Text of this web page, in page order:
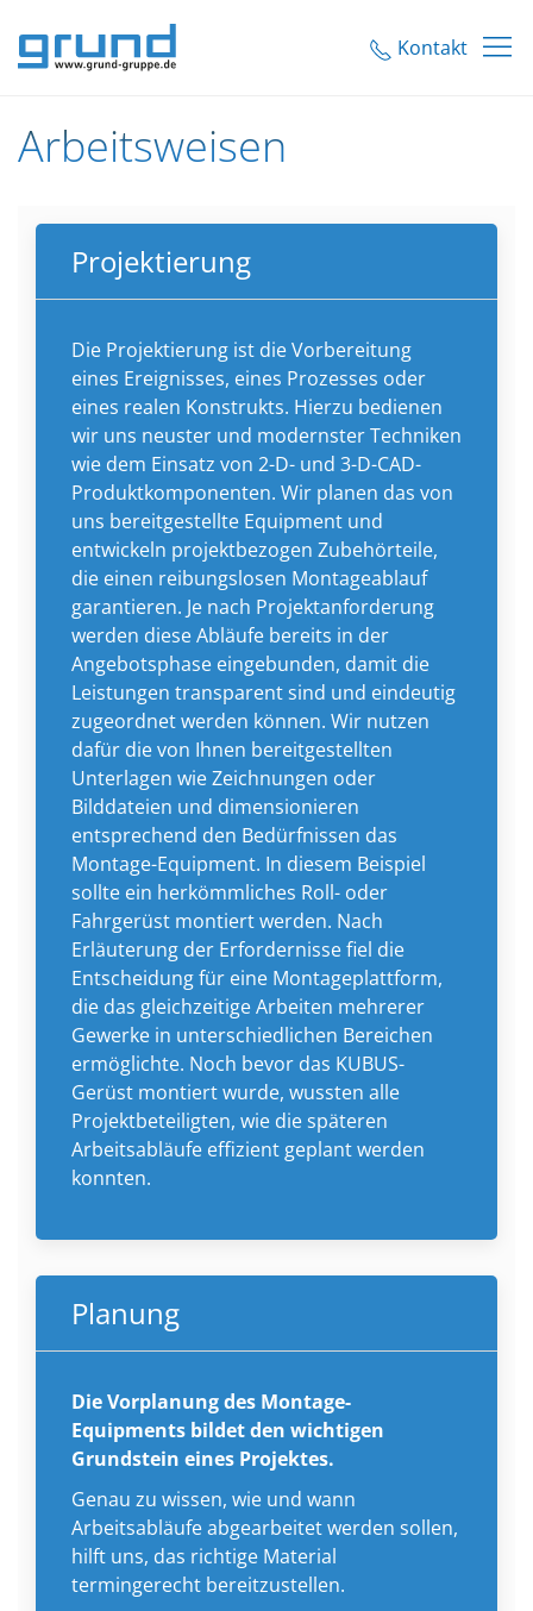
Kontakt
Arbeitsweisen
Projektierung
Die Projektierung ist die Vorbereitung
eines Ereignisses, eines Prozesses oder
eines realen Konstrukts. Hierzu bedienen
wir uns neuster und modernster Techniken
wie dem Einsatz von 2-D- und 3-D-CAD-
Produktkomponenten. Wir planen das von
uns bereitgestellte Equipment und
entwickeln projektbezogen Zubehörteile,
die einen reibungslosen Montageablauf
garantieren. Je nach Projektanforderung
werden diese Abläufe bereits in der
Angebotsphase eingebunden, damit die
Leistungen transparent sind und eindeutig
zugeordnet werden können. Wir nutzen
dafür die von Ihnen bereitgestellten
Unterlagen wie Zeichnungen oder
Bilddateien und dimensionieren
entsprechend den Bedürfnissen das
Montage-Equipment. In diesem Beispiel
sollte ein herkömmliches Roll- oder
Fahrgerüst montiert werden. Nach
Erläuterung der Erfordernisse fiel die
Entscheidung für eine Montageplattform,
die das gleichzeitige Arbeiten mehrerer
Gewerke in unterschiedlichen Bereichen
ermöglichte. Noch bevor das KUBUS-
Gerüst montiert wurde, wussten alle
Projektbeteiligten, wie die späteren
Arbeitsabläufe effizient geplant werden
konnten.
Planung
Die Vorplanung des Montage-
Equipments bildet den wichtigen
Grundstein eines Projektes.
Genau zu wissen, wie und wann
Arbeitsabläufe abgearbeitet werden sollen,
hilft uns, das richtige Material
termingerecht bereitzustellen.